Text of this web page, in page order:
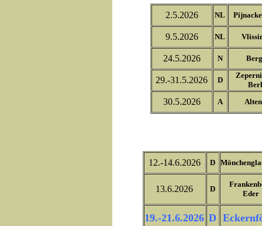
2.5.2026 NL
9.5.2026 NL
24.5.2026 N
29.-31.5.2026 D
30.5.2026 A
12.-14.6.2026 D
13.6.2026 D
Eder
19.-21.6.2026 D